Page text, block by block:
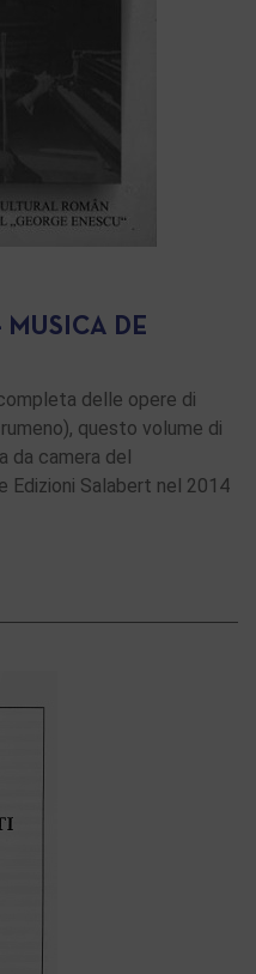
MUSICA DE
delle opere di
questo volume di
da camera del
Edizioni Salabert nel 2014